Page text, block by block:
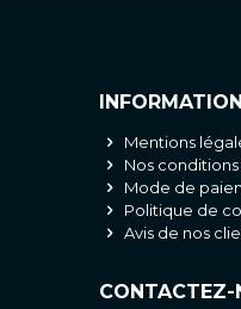
Mentions
Nos
Mode de
Politique de
Avis de nos
CONTACTEZ-